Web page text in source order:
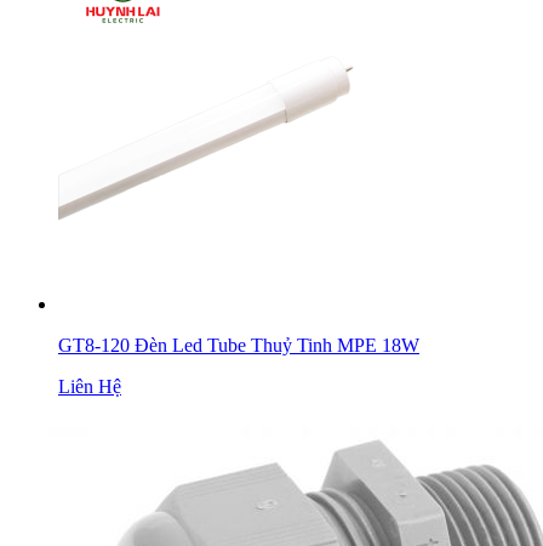
GT8-120 Đèn Led Tube Thuỷ Tinh MPE 18W
Liên Hệ